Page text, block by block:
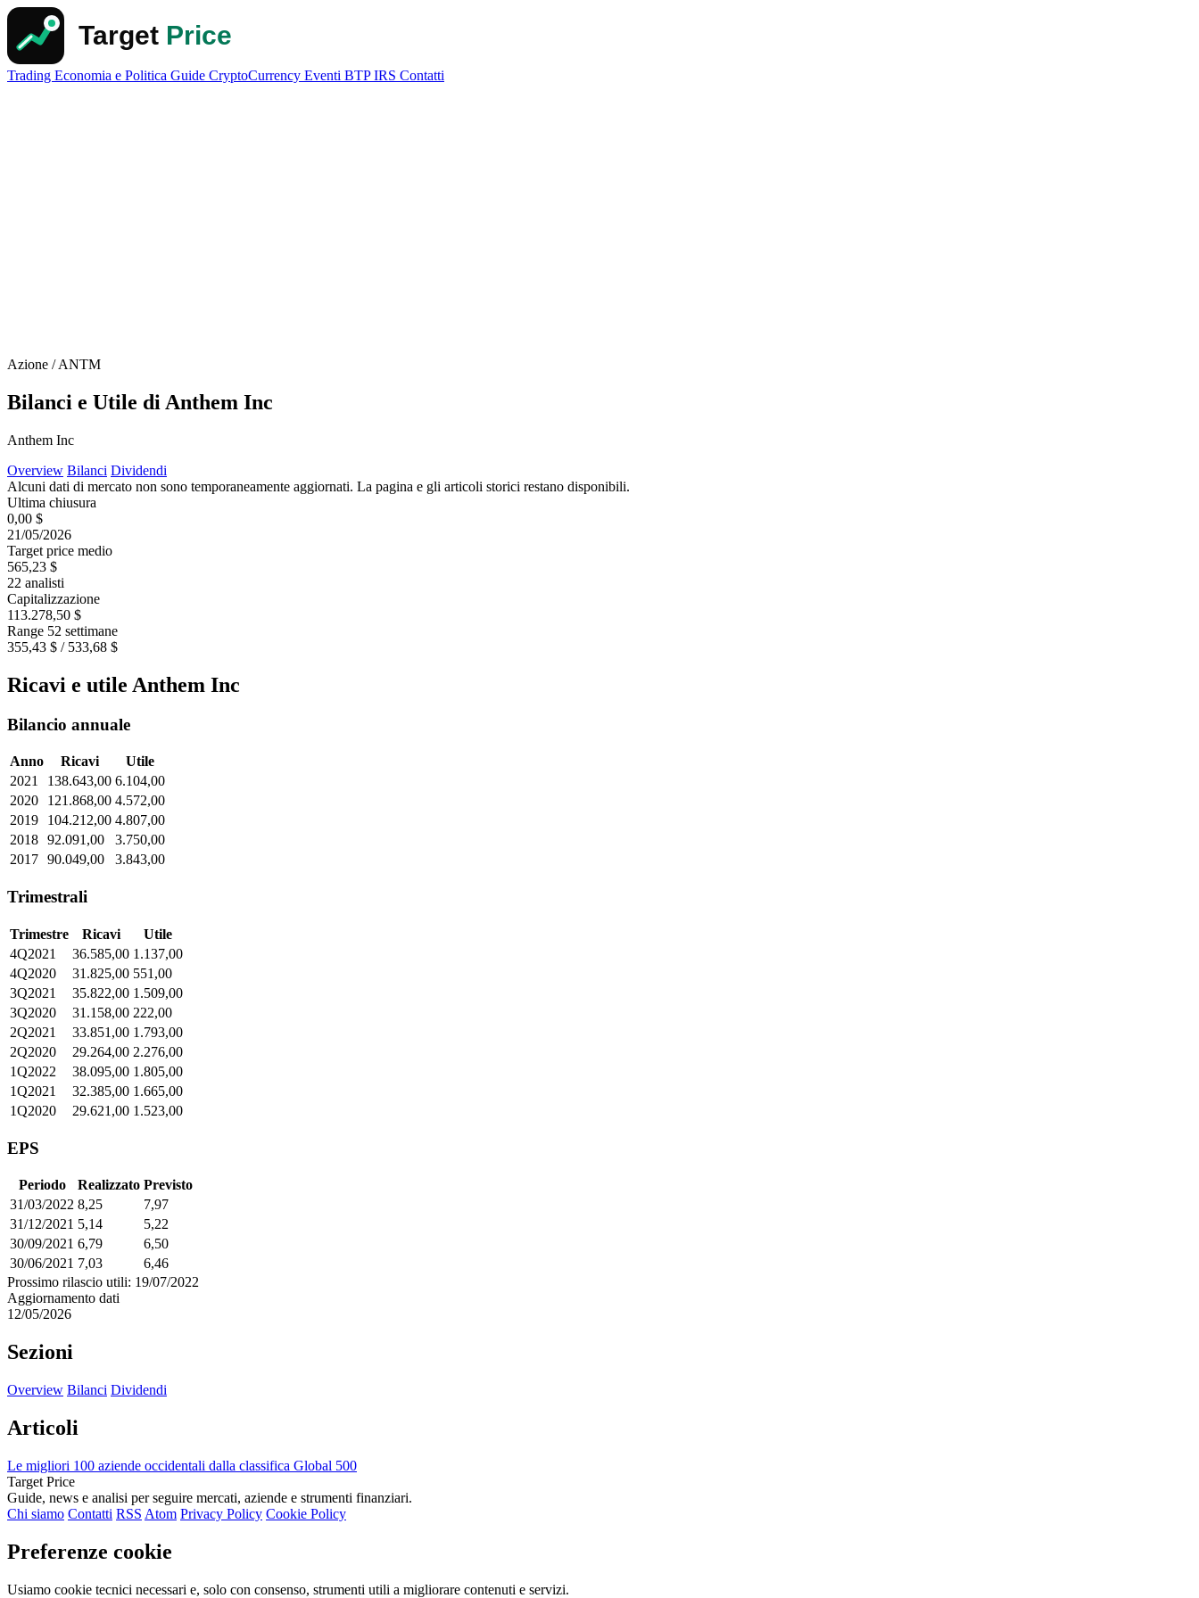
Trading Economia e Politica Guide CryptoCurrency Eventi BTPIRS Contatti
Azione / ANTM
Bilanci e Utile di Anthem Inc
Anthem Inc
Overview Bilanci Dividendi
Alcuni dati di mercato non sono temporaneamente aggiornati. La pagina e gli articoli storici restano disponibili.
Ultima chiusura
0,00 $
21/05/2026
Target price medio
565,23 $
22 analisti
Capitalizzazione
113.278,50 $
Range 52 settimane
355,43 $ / 533,68 $
Ricavi e utile Anthem Inc
Bilancio annuale
Anno Ricavi
Utile
2021
138.643,00 6.104,00
2020
121.868,00 4.572,00
2019
104.212,00 4.807,00
2018 92.091,00
3.750,00
2017 90.049,00 3.843,00
Trimestrali
Trimestre Ricavi
Utile
4Q2021
36.585,00 1.137,00
4Q2020
31.825,00 551,00
3Q2021
35.822,00 1.509,00
3Q2020
31.158,00 222,00
2Q2021
33.851,00 1.793,00
2Q2020
29.264,00 2.276,00
1Q2022
38.095,00 1.805,00
1Q2021
32.385,00 1.665,00
1Q2020
29.621,00 1.523,00
EPS
Periodo Realizzato Previsto
31/03/2022 8,25
7,97
31/12/2021 5,14
5,22
30/09/2021 6,79
6,50
30/06/2021 7,03
6,46
Prossimo rilascio utili: 19/07/2022
Aggiornamento dati
12/05/2026
Sezioni
Overview Bilanci Dividendi
Articoli
Le migliori 100 aziende occidentali dalla classifica Global 500
Target Price
Guide, news e analisi per seguire mercati, aziende e strumenti finanziari.
Chi siamo Contatti RSS Atom Privacy Policy Cookie Policy
Preferenze cookie
Usiamo cookie tecnici necessari e, solo con consenso, strumenti utili a migliorare contenuti e servizi.